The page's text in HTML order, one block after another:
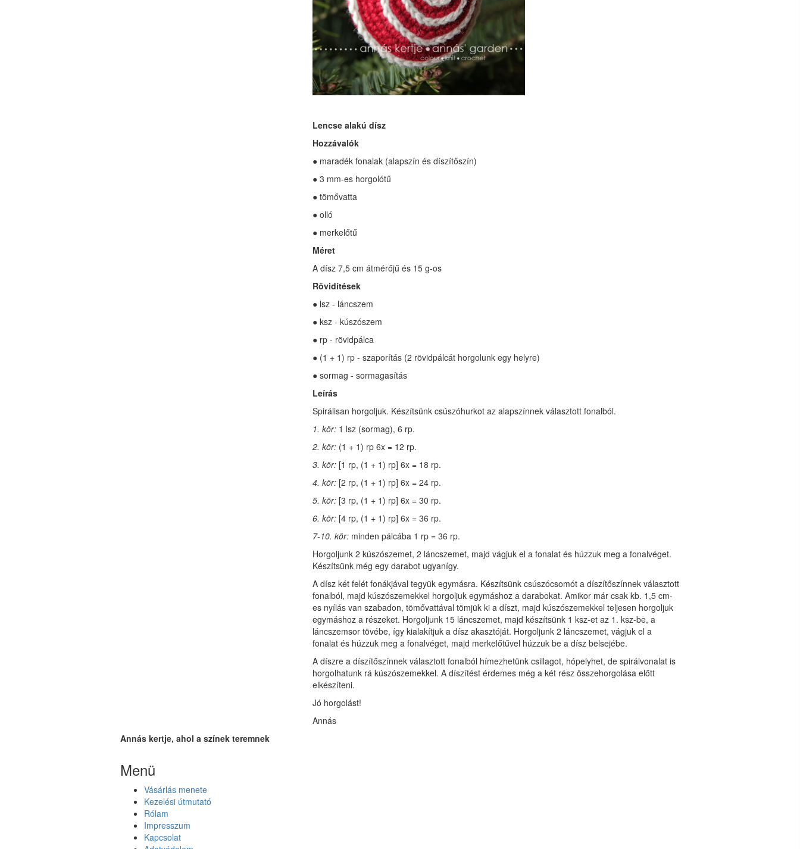
Lencse alakú dísz
Hozzávalók
● maradék fonalak (alapszín és díszítőszín)
● 3 mm-es horgolótű
● tömővatta
● olló
● merkelőtű
Méret
A dísz 7,5 cm átmérőjű és 15 g-os
Rövidítések
● lsz - láncszem
● ksz - kúszószem
● rp - rövidpálca
● (1 + 1) rp - szaporítás (2 rövidpálcát horgolunk egy helyre)
● sormag - sormagasítás
Leírás
Spirálisan horgoljuk. Készítsünk csúszóhurkot az alapszínnek választott fonalból.
1. kör: 1 lsz (sormag), 6 rp.
2. kör: (1 + 1) rp 6x = 12 rp.
3. kör: [1 rp, (1 + 1) rp] 6x = 18 rp.
4. kör: [2 rp, (1 + 1) rp] 6x = 24 rp.
5. kör: [3 rp, (1 + 1) rp] 6x = 30 rp.
6. kör: [4 rp, (1 + 1) rp] 6x = 36 rp.
7-10. kör: minden pálcába 1 rp = 36 rp.
Horgoljunk 2 kúszószemet, 2 láncszemet, majd vágjuk el a fonalat és húzzuk meg a fonalvéget.
Készítsünk még egy darabot ugyanígy.
A dísz két felét fonákjával tegyük egymásra. Készítsünk csúszócsomót a díszítőszínnek választott
fonalból, majd kúszószemekkel horgoljuk egymáshoz a darabokat. Amikor már csak kb. 1,5 cm-
es nyílás van szabadon, tömővattával tömjük ki a díszt, majd kúszószemekkel teljesen horgoljuk
egymáshoz a részeket. Horgoljunk 15 láncszemet, majd készítsünk 1 ksz-et az 1. ksz-be, a
láncszemsor tövébe, így kialakítjuk a dísz akasztóját. Horgoljunk 2 láncszemet, vágjuk el a
fonalat és húzzuk meg a fonalvéget, majd merkelőtűvel húzzuk be a dísz belsejébe.
A díszre a díszítőszínnek választott fonalból hímezhetünk csillagot, hópelyhet, de spirálvonalat is
horgolhatunk rá kúszószemekkel. A díszítést érdemes még a két rész összehorgolása előtt
elkészíteni.
Jó horgolást!
Annás
Annás kertje, ahol a színek teremnek
Menü
Vásárlás menete
Kezelési útmutató
Rólam
Impresszum
Kapcsolat